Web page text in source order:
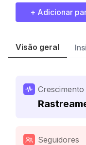
+ Adicionar
Visão geral
Crescimento
Seguidores